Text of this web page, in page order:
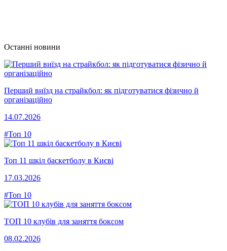
Останні новини
Перший виїзд на страйкбол: як підготуватися фізично й
організаційно
14.07.2026
#Топ 10
Топ 11 шкіл баскетболу в Києві
17.03.2026
#Топ 10
ТОП 10 клубів для заняття боксом
08.02.2026